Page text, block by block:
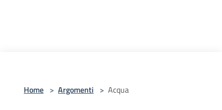
Home > Argomenti > Acqua